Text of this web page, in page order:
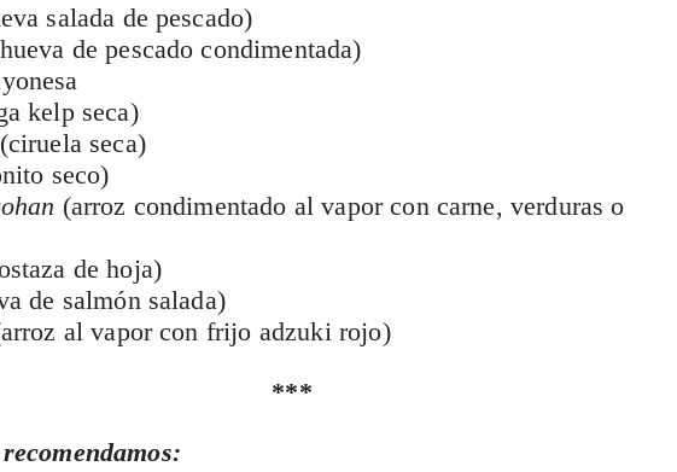
salada de pescado)
de pescado condimentada)
kelp seca)
(ciruela seca)
seco)
(arroz condimentado al vapor con carne, verduras o
de hoja)
de salmón salada)
al vapor con frijo adzuki rojo)
***